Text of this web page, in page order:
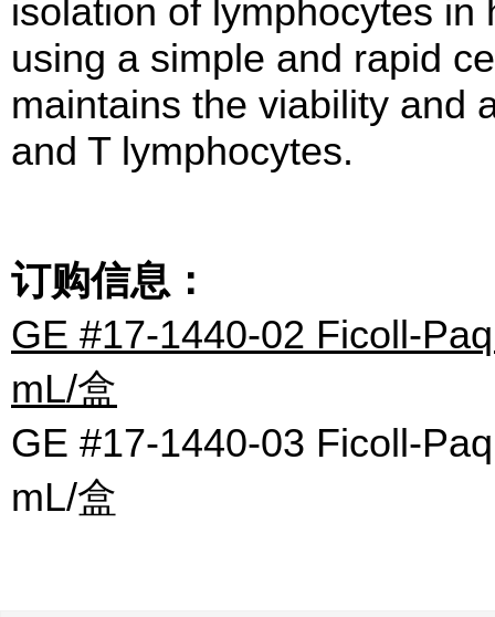
isolation of lymphocytes
using a simple and rapid
maintains the viability and
and T lymphocytes.
订购信息：
GE #17-1440-02 Ficoll-
mL/盒
GE #17-1440-03 Ficoll-
mL/盒